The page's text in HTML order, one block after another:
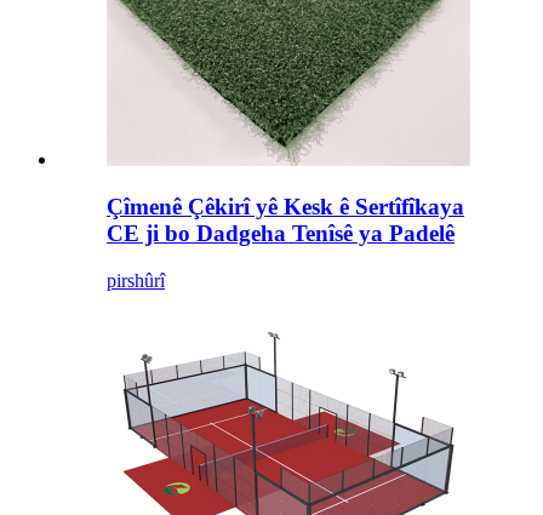
Çîmenê Çêkirî yê Kesk ê Sertîfîkaya
CE ji bo Dadgeha Tenîsê ya Padelê
pirshûrî